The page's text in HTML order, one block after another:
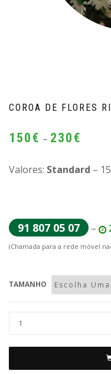
COROA DE FLORES
150€ – 230€
150€
Valores: Standard –
91 807 05 07 –
(Chamada para a rede móvel
TAMANHO
Quantidade
de